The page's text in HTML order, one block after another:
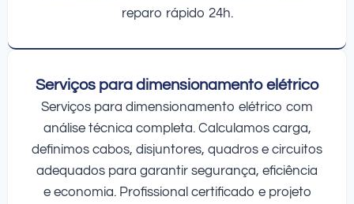
reparo rápido 24h.
Serviços para dimensionamento elétrico
Serviços para dimensionamento elétrico com
análise técnica completa. Calculamos carga,
definimos cabos, disjuntores, quadros e circuitos
adequados para garantir segurança, eficiência
e economia. Profissional certificado e projeto